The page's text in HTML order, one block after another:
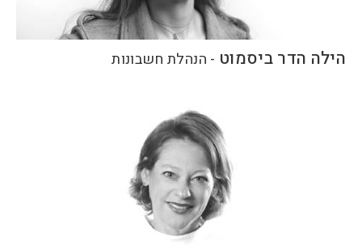
הילה הדר ביסמוט - הנהלת חשבונות